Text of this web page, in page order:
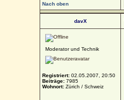
Nach oben
davX
Moderator und Technik
Registriert: 02.05.2007, 20:50
Beiträge: 7985
Wohnort: Zürich / Schweiz